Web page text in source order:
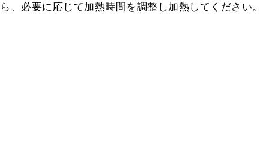
ら、必要に応じて加熱時間を調整し加熱してください。